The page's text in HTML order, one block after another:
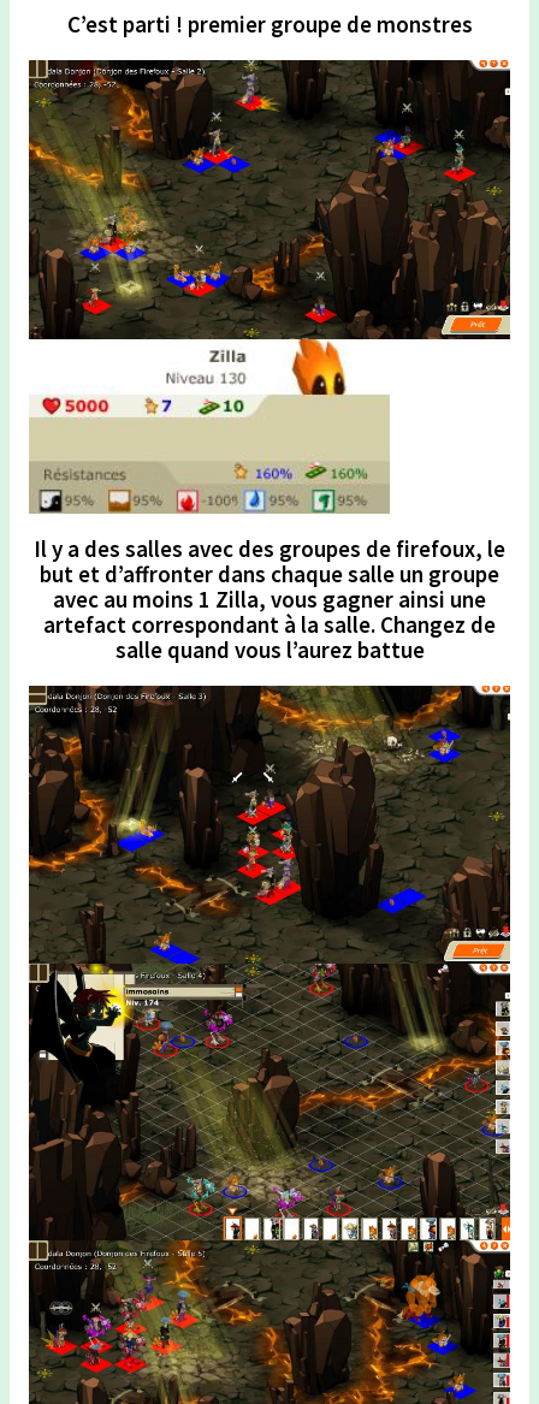
C’est parti ! premier groupe de monstres
Il y a des salles avec des groupes de firefoux, le
but et d’affronter dans chaque salle un groupe
avec au moins 1 Zilla, vous gagner ainsi une
artefact correspondant à la salle. Changez de
salle quand vous l’aurez battue